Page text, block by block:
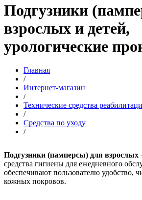
Подгузники
взрослых и детей,
урологические
Главная
/
Интернет-магазин
/
Технические средства
/
Средства по уходу
/
Подгузники (памперсы) для взрослых
средства гигиены для ежедневного
обеспечивают пользователю удобство,
кожных покровов.